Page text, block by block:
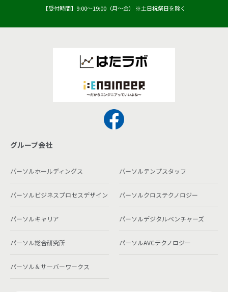
【受付時間】9:00〜19:00（月〜金） ※土日祝祭日を除く
グループ会社
パーソルホールディングス パーソルテンプスタッフ
パーソルビジネスプロセスデザイン パーソルクロステクノロジー
パーソルキャリア パーソルデジタルベンチャーズ
パーソル総合研究所 パーソルAVCテクノロジー
パーソル＆サーバーワークス